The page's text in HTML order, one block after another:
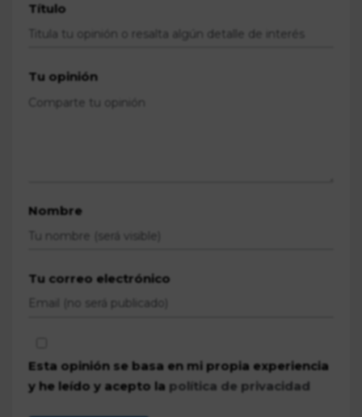
Título
Tu opinión
Nombre
Tu correo electrónico
Esta opinión se basa en mi propia experiencia
y he leído y acepto la política de privacidad